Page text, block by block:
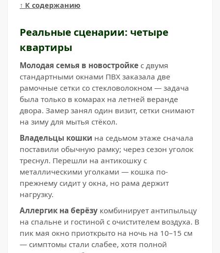
↑ К содержанию
Реальные сценарии: четыре
квартиры
Молодая семья в новостройке с двумя
стандартными окнами ПВХ заказала две
рамочные сетки со стекловолокном — задача
была только в комарах на летней веранде
двора. Замер занял один визит, сетки снимают
на зиму для мытья стёкол.
Владельцы кошки на седьмом этаже сначала
поставили обычную рамку; через сезон уголок
треснул. Перешли на антикошку с
металлическими уголками — кошка по-
прежнему сидит у окна, но рама держит
нагрузку.
Аллергик на берёзу комбинирует антипыльцу
на спальне и гостиной с очистителем воздуха. В
пик мая окно приоткрыто на ночь на 10–15 см
— симптомы стали слабее, хотя полной